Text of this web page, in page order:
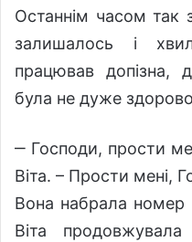
Останнім часом так
залишалось і
працював допізна,
була не дуже
‒ Господи, прости
Віта. – Прости мені,
Вона набрала номер
Віта